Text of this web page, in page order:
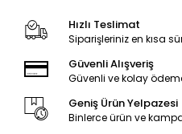
Hızlı Teslimat
Siparişleriniz en kısa
Güvenli Alışveriş
Güvenli ve kolay
Geniş Ürün Yelpazesi
Binlerce ürün ve